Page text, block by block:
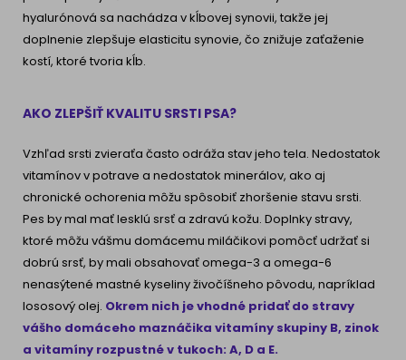
hyalurónová sa nachádza v kĺbovej synovii, takže jej
doplnenie zlepšuje elasticitu synovie, čo znižuje zaťaženie
kostí, ktoré tvoria kĺb.
AKO ZLEPŠIŤ KVALITU SRSTI PSA?
Vzhľad srsti zvieraťa často odráža stav jeho tela. Nedostatok
vitamínov v potrave a nedostatok minerálov, ako aj
chronické ochorenia môžu spôsobiť zhoršenie stavu srsti.
Pes by mal mať lesklú srsť a zdravú kožu. Doplnky stravy,
ktoré môžu vášmu domácemu miláčikovi pomôcť udržať si
dobrú srsť, by mali obsahovať omega-3 a omega-6
nenasýtené mastné kyseliny živočíšneho pôvodu, napríklad
lososový olej. Okrem nich je vhodné pridať do stravy
vášho domáceho maznáčika vitamíny skupiny B, zinok
a vitamíny rozpustné v tukoch: A, D a E.